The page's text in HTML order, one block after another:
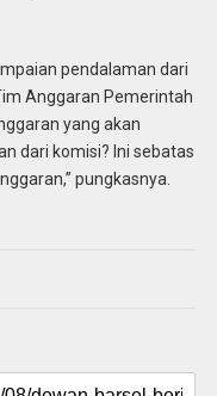
pendalaman dari
Anggaran Pemerintah
yang akan
dari komisi? Ini sebatas
pungkasnya.